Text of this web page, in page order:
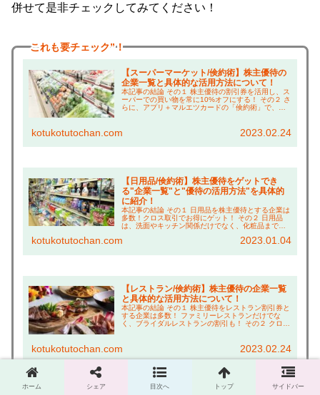
併せて是非チェックしてみてください！
これも要チェック”！
【スーパーマーケット/倹約術】株主優待の
企業一覧と具体的な活用方法について！
本記事の結論 その１ 株主優待の割引券を活用し、ス
ーパーでの買い物を常に10%オフにする！ その２ さ
らに、アプリ＋マルエツカードの「倹約術」で、買
kotukotutochan.com 2023.02.24
【日用品/倹約術】株主優待をゲットでき
る"企業一覧"と"優待の活用方法"を具体的
に紹介！
本記事の結論 その１ 日用品を株主優待とする企業は
多数！クロス取引でお得にゲット！ その２ 日用品
は、洗面やキッチン関係だけでなく、化粧品まで幅
薬"、"ウェルシア"の「倹約術」はお得なので...
kotukotutochan.com 2023.01.04
【レストラン/倹約術】株主優待の企業一覧
と具体的な活用方法について！
本記事の結論 その１ 株主優待をレストラン割引券と
する企業は多数！ ファミリーレストランだけでな
く、ブライダルレストランの割引も！ その２ クロス
kotukotutochan.com 2023.02.24
ホーム シェア 目次へ トップ サイドバー